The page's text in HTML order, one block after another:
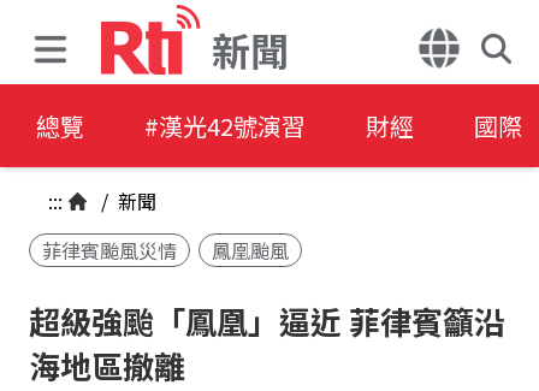
新聞
總覽 #漢光42號演習 財經 國際
::: / 新聞
菲律賓颱風災情
鳳凰颱風
超級強颱「鳳凰」逼近 菲律賓籲沿
海地區撤離